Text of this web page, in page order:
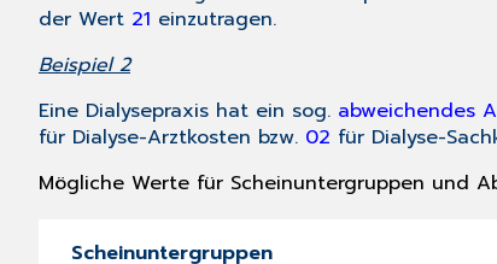
der Wert 21 einzutragen.
Beispiel 2
Eine Dialysepraxis hat ein sog. abweichendes
für Dialyse-Arztkosten bzw. 02 für Dialyse-
Mögliche Werte für Scheinuntergruppen und
Scheinuntergruppen